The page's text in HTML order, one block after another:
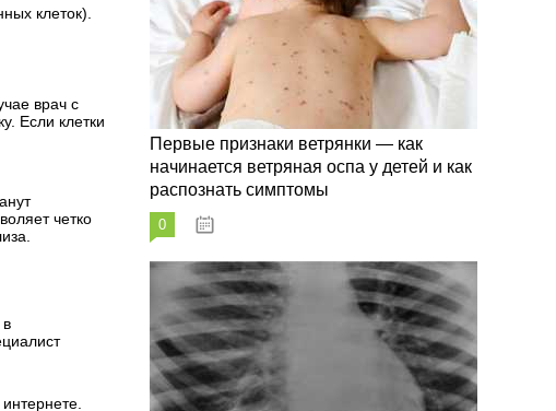
клеток).
врач с
Если клетки
четко
Первые признаки ветрянки — как
начинается ветряная оспа у детей и как
распознать симптомы
0